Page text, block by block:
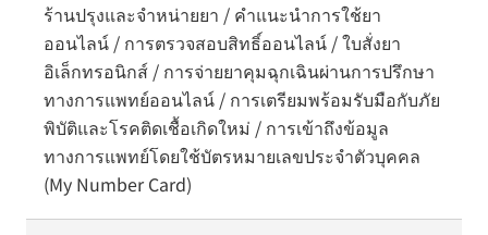
ร้านปรุงและจำหน่ายยา / คำแนะนำการใช้ยา
ออนไลน์ / การตรวจสอบสิทธิ์ออนไลน์ / ใบสั่งยา
อิเล็กทรอนิกส์ / การจ่ายยาคุมฉุกเฉินผ่านการปรึกษา
ทางการแพทย์ออนไลน์ / การเตรียมพร้อมรับมือกับภัย
พิบัติและโรคติดเชื้อเกิดใหม่ / การเข้าถึงข้อมูล
ทางการแพทย์โดยใช้บัตรหมายเลขประจำตัวบุคคล
(My Number Card)